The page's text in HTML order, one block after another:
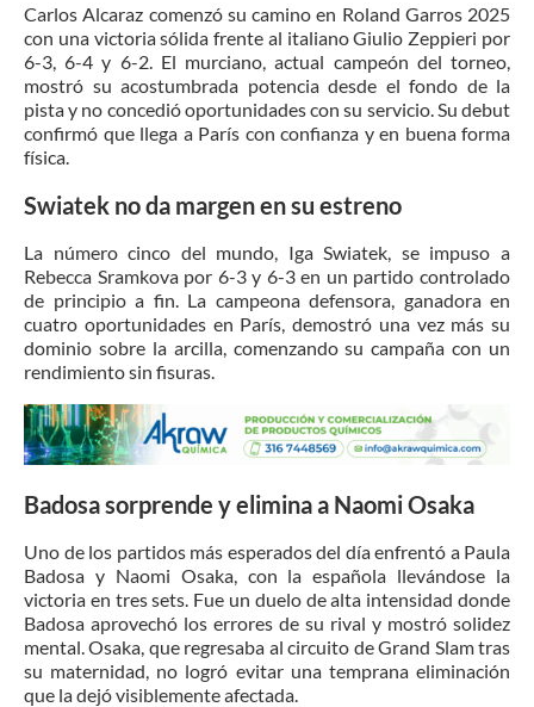
Carlos Alcaraz comenzó su camino en Roland Garros 2025
con una victoria sólida frente al italiano Giulio Zeppieri por
6-3, 6-4 y 6-2. El murciano, actual campeón del torneo,
mostró su acostumbrada potencia desde el fondo de la
pista y no concedió oportunidades con su servicio. Su debut
confirmó que llega a París con confianza y en buena forma
física.
Swiatek no da margen en su estreno
La número cinco del mundo, Iga Swiatek, se impuso a
Rebecca Sramkova por 6-3 y 6-3 en un partido controlado
de principio a fin. La campeona defensora, ganadora en
cuatro oportunidades en París, demostró una vez más su
dominio sobre la arcilla, comenzando su campaña con un
rendimiento sin fisuras.
Badosa sorprende y elimina a Naomi Osaka
Uno de los partidos más esperados del día enfrentó a Paula
Badosa y Naomi Osaka, con la española llevándose la
victoria en tres sets. Fue un duelo de alta intensidad donde
Badosa aprovechó los errores de su rival y mostró solidez
mental. Osaka, que regresaba al circuito de Grand Slam tras
su maternidad, no logró evitar una temprana eliminación
que la dejó visiblemente afectada.